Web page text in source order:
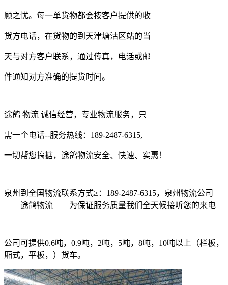
顾之忧。每一单货物都会按客户提供的收
货方电话，在货物的到天津塘沽区站的当
天与对方客户联系，通过传真，电话或邮
件通知对方准确的提货时间。
途鸽 物流 诚信经营，专业物流服务，只
需一个电话--服务热线：189-2487-6315,
一切帮您搞掂，途鸽物流安全、快速、实惠！
泉州到全国物流联系方式≥ ： 189-2487-6315，泉州物流公司
——途鸽物流——为保证服务质量我们全天候接听您的来电
公司可提供0.6吨， 0.9吨， 2吨， 5吨， 8吨， 10吨以上（栏板，
厢式，平板，）货车。